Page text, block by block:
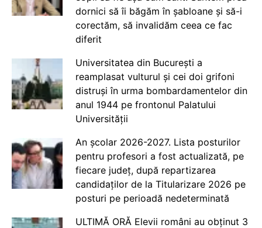
dornici să îi băgăm în șabloane și să-i
corectăm, să invalidăm ceea ce fac
diferit
Universitatea din București a
reamplasat vulturul și cei doi grifoni
distruși în urma bombardamentelor din
anul 1944 pe frontonul Palatului
Universității
An școlar 2026-2027. Lista posturilor
pentru profesori a fost actualizată, pe
fiecare județ, după repartizarea
candidaților de la Titularizare 2026 pe
posturi pe perioadă nedeterminată
ULTIMĂ ORĂ Elevii români au obținut 3